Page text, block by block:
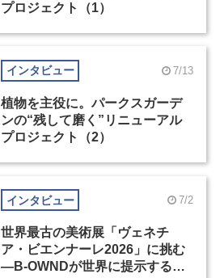
プロジェクト（1）
インタビュー 7/13
植物を主役に。パークスガーデ
ンの“残して磨く”リニューアル
プロジェクト（2）
インタビュー 7/2
世界最古の美術展「ヴェネチ
ア・ビエンナーレ2026」に挑む
―B-OWNDが世界に提示する美